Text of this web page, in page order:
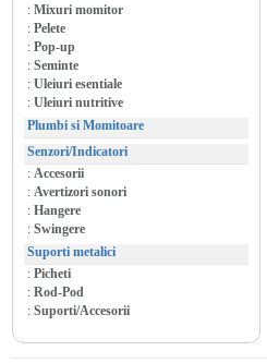
: Mixuri momitor
: Pelete
: Pop-up
: Seminte
: Uleiuri esentiale
: Uleiuri nutritive
Plumbi si Momitoare
Senzori/Indicatori
: Accesorii
: Avertizori sonori
: Hangere
: Swingere
Suporti metalici
: Picheti
: Rod-Pod
: Suporti/Accesorii